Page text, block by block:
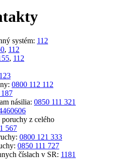
systém: 112
, 112
, 112
0800 112 112
násilia: 0850 111 321
z celého
567
0800 121 333
0850 111 727
číslach v SR: 1181